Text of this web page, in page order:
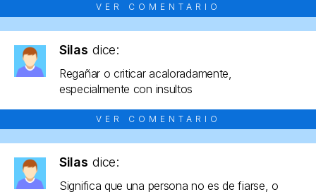
VER COMENTARIO
Silas dice:
Regañar o criticar acaloradamente,
especialmente con insultos
VER COMENTARIO
Silas dice:
Significa que una persona no es de fiarse, o